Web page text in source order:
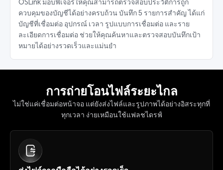
ควบคุมของบัญชีได้อย่างครบถ้วน บันทึก 5 รายการสำคัญ ได้แก่
บัญชีที่เชื่อมต่อ อุปกรณ์ เวลา รูปแบบการเชื่อมต่อ และราย
ละเอียดการเชื่อมต่อ ช่วยให้คุณค้นหาและตรวจสอบบันทึกเป้า
หมายได้อย่างรวดเร็วและแม่นยำ
การถ่ายโอนไฟล์ระยะไกล
ไม่ใช่แค่เชื่อมต่อหน้าจอ แต่ยังส่งไฟล์และรูปภาพได้อย่างอิสระทุกที่
ทุกเวลา ง่ายเหมือนใช้แฟลชไดรฟ์